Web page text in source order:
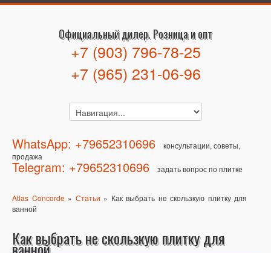
Официальный дилер. Розница и опт
+7 (903) 796-78-25
+7 (965) 231-06-96
WhatsApp: +79652310696
консультации, советы,
продажа
Telegram: +79652310696 задать вопрос по плитке
Atlas Concorde» Статьи » Как выбрать не скользкую плитку для
ванной
Как выбрать не скользкую плитку для